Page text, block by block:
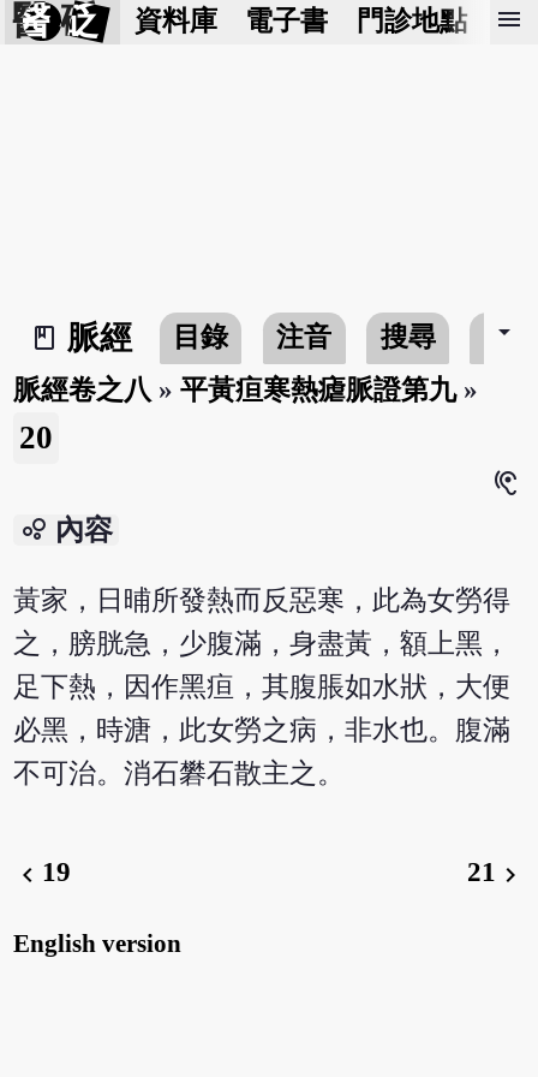
醫 砭 資料庫 電子書 門診地點 預
menu
book_2
脈經 目錄 注音 搜尋 書介
arrow_drop_down
脈經卷之八 »平黃疸寒熱瘧脈證第九»
20
hearing
bubble_chart 內容
黃家，日晡所發熱而反惡寒，此為女勞得
之，膀胱急，少腹滿，身盡黃，額上黑，
足下熱，因作黑疸，其腹脹如水狀，大便
必黑，時溏，此女勞之病，非水也。腹滿
不可治。消石礬石散主之。
chevron_left 19 21 chevron_right
English version